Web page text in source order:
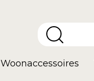
Woonaccessoires